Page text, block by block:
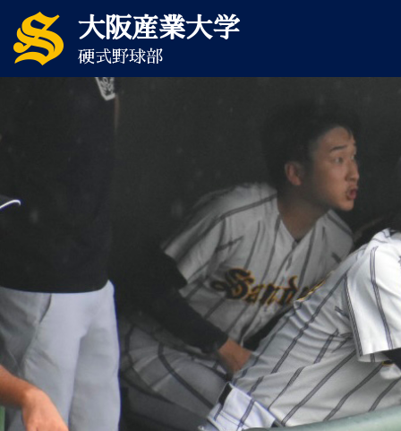
大阪産業大学
硬式野球部